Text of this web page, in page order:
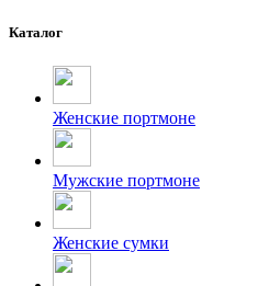
Каталог
Женские портмоне
Мужские портмоне
Женские сумки